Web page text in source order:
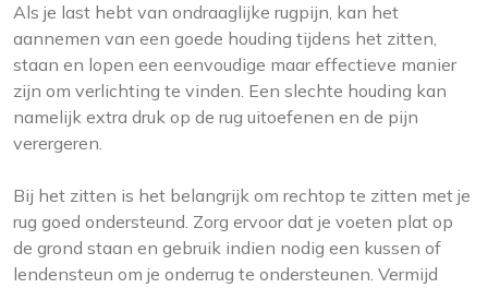
Als je last hebt van ondraaglijke rugpijn, kan het
aannemen van een goede houding tijdens het zitten,
staan ​​en lopen een eenvoudige maar effectieve manier
zijn om verlichting te vinden. Een slechte houding kan
namelijk extra druk op de rug uitoefenen en de pijn
verergeren.
Bij het zitten is het belangrijk om rechtop te zitten met je
rug goed ondersteund. Zorg ervoor dat je voeten plat op
de grond staan en gebruik indien nodig een kussen of
lendensteun om je onderrug te ondersteunen. Vermijd